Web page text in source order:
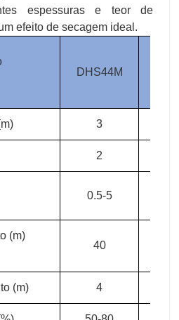
espessuras e teor de
efeito de secagem ideal.
DHS44M
3
2
0.5-5
(m)
40
(m) 4